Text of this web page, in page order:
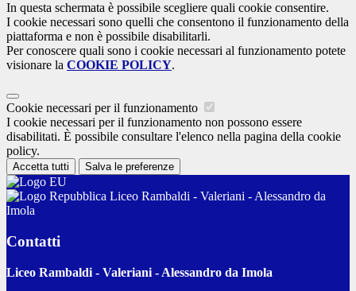
In questa schermata è possibile scegliere quali cookie consentire.
I cookie necessari sono quelli che consentono il funzionamento della
piattaforma e non è possibile disabilitarli.
Per conoscere quali sono i cookie necessari al funzionamento potete
visionare la COOKIE POLICY.
Cookie necessari per il funzionamento
I cookie necessari per il funzionamento non possono essere
disabilitati. È possibile consultare l'elenco nella pagina della cookie
policy.
Accetta tutti Salva le preferenze
Liceo Rambaldi - Valeriani - Alessandro da
Imola
Contatti
Liceo Rambaldi - Valeriani - Alessandro da Imola